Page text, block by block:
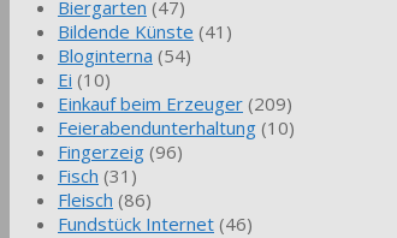
Biergarten (47)
Bildende Künste (41)
Bloginterna (54)
Ei (10)
Einkauf beim Erzeuger (209)
Feierabendunterhaltung (10)
Fingerzeig (96)
Fisch (31)
Fleisch (86)
Fundstück Internet (46)